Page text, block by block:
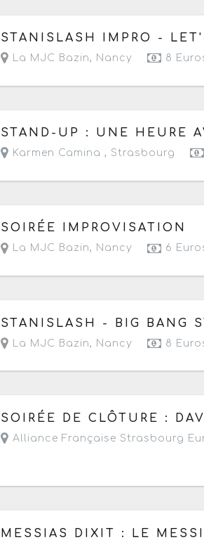
Le vendredi 6 mars 2026 de 20h30
STANISLASH IMPRO -
La MJC Bazin, Nancy 8
Le mardi 10 février 2026 de 20h30 à
STAND-UP : UNE HEURE
Karmen Camina , Strasbourg
Le samedi 31 janvier 2026 à partir
SOIRÉE IMPROVISATION
La MJC Bazin, Nancy 6
Le vendredi 16 janvier 2026 de
STANISLASH - BIG BANG
La MJC Bazin, Nancy 8
Le vendredi 19 décembre 2025 de
SOIRÉE DE CLÔTURE :
Alliance Française Strasbourg
Du samedi 13 au dimanche 14
MESSIAS DIXIT : LE